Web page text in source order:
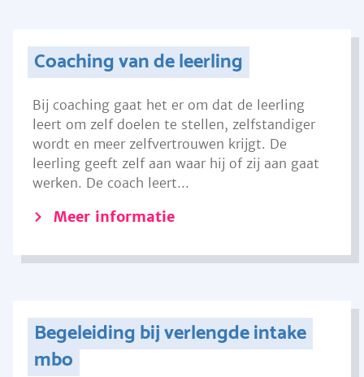
Coaching van de leerling
Bij coaching gaat het er om dat de leerling
leert om zelf doelen te stellen, zelfstandiger
wordt en meer zelfvertrouwen krijgt. De
leerling geeft zelf aan waar hij of zij aan gaat
werken. De coach leert...
Meer informatie
Begeleiding bij verlengde intake
mbo